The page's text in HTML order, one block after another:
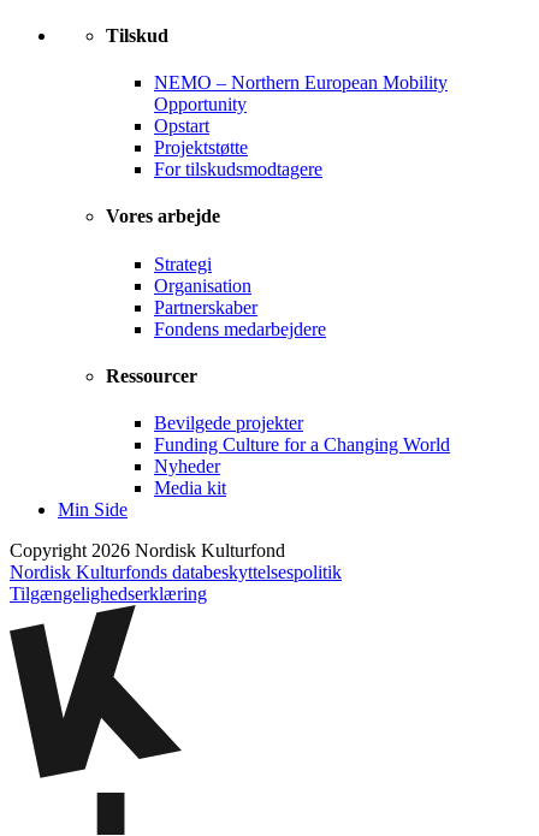
Tilskud
NEMO – Northern European Mobility
Opportunity
Opstart
Projektstøtte
For tilskudsmodtagere
Vores arbejde
Strategi
Organisation
Partnerskaber
Fondens medarbejdere
Ressourcer
Bevilgede projekter
Funding Culture for a Changing World
Nyheder
Media kit
Min Side
Copyright 2026 Nordisk Kulturfond
Nordisk Kulturfonds databeskyttelsespolitik
Tilgængelighedserklæring